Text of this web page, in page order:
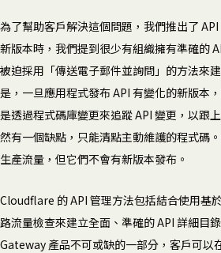
為了幫助客戶解決這個問題，我們推出了
新版本時，我們提到很少有組織擁有準確的
被迫採用「傳送電子郵件並詢問」的方法來
是，一旦應用程式發布 API 有變化的新版本
是透過程式碼庫變更來追蹤 API 變更，以跟
然有一個缺點，只能清點主動維護的程式碼
生產流量，但它們不會有新版本發布。
Cloudflare 的 API 管理方法包括結合使用基
路流量檢查來建立全面、準確的 API 詳細目
Gateway 產品不可或缺的一部分，客戶可以